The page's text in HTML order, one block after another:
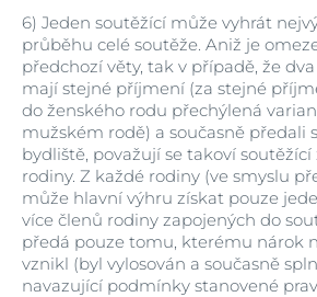
6) Jeden soutěžící může vyhrát
průběhu celé soutěže. Aniž je
předchozí věty, tak v případě, že
mají stejné příjmení (za stejné
do ženského rodu přechýlená
mužském rodě) a současně předali
bydliště, považují se takoví
rodiny. Z každé rodiny (ve smyslu
může hlavní výhru získat pouze
více členů rodiny zapojených do
předá pouze tomu, kterému nárok
vznikl (byl vylosován a současně
navazující podmínky stanovené